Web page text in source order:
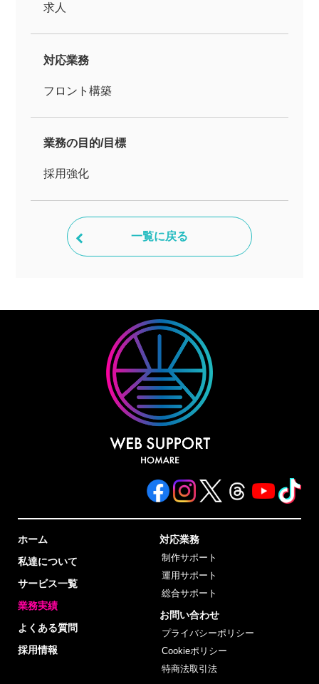
求人
対応業務
フロント構築
業務の目的/目標
採用強化
一覧に戻る
ホーム
私達について
サービス一覧
業務実績
よくある質問
採用情報
対応業務
制作サポート
運用サポート
総合サポート
お問い合わせ
プライバシーポリシー
Cookieポリシー
特商法取引法